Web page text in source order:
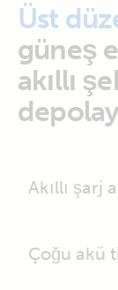
Üst
güneş
akıllı
Akıllı şarj
Çoğu akü